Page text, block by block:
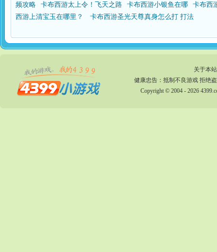
频攻略
卡布西游太上令！飞天之路 卡布西游小银鱼在哪
卡布西
西游上清宝玉在哪里？
卡布西游圣光天尊真身怎么打 打法
关于本站
健康忠告：抵制不良游戏 拒绝
Copyright © 2004 - 2026